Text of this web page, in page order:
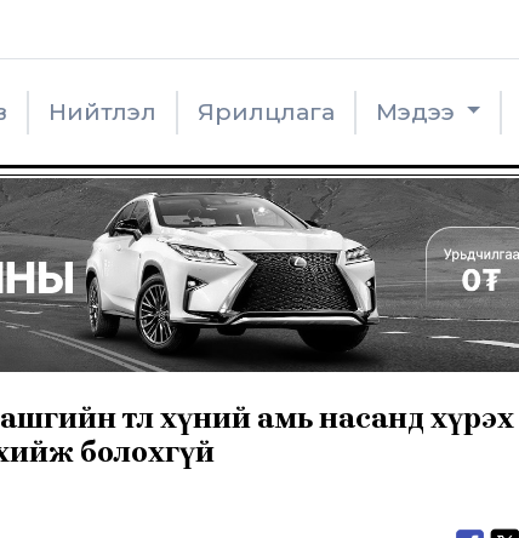
Нийтлэл Ярилцлага Мэдээ
төлөө хүний амь насанд хүрэх
болохгүй